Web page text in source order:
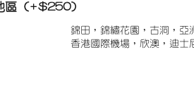
區 (+$250)
錦田，錦繡花園，古洞，亞
香港國際機場，欣澳，迪士